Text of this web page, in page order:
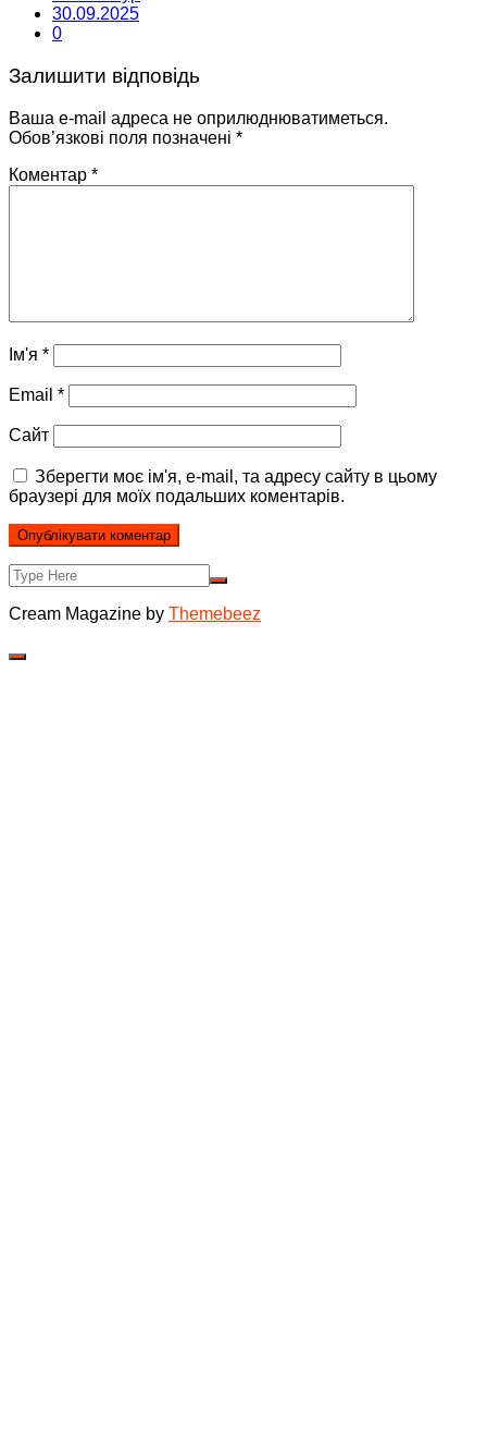
30.09.2025
0
Залишити відповідь
Ваша e-mail адреса не оприлюднюватиметься.
Обов’язкові поля позначені *
Коментар *
Ім'я *
Email *
Сайт
Зберегти моє ім'я, e-mail, та адресу сайту в цьому
браузері для моїх подальших коментарів.
Cream Magazine by Themebeez